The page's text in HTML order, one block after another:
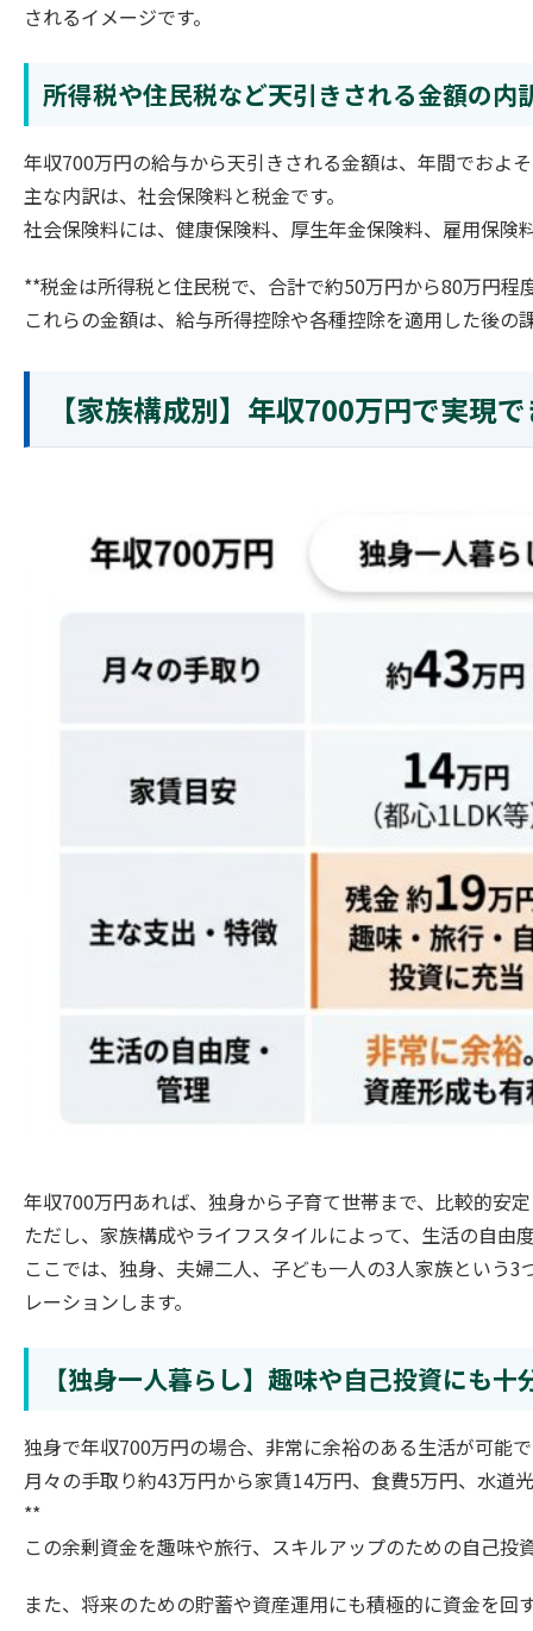
されるイメージです。
所得税や住民税など天引きされる金額の内
年収700万円の給与から天引きされる金額は、年間でおよ
主な内訳は、社会保険料と税金です。
社会保険料には、健康保険料、厚生年金保険料、雇用保
**税金は所得税と住民税で、合計で約50万円から80万円程
これらの金額は、給与所得控除や各種控除を適用した後
【家族構成別】年収700万円で実現
年収700万円あれば、独身から子育て世帯まで、比較的安
ただし、家族構成やライフスタイルによって、生活の自
ここでは、独身、夫婦二人、子ども一人の3人家族という
レーションします。
【独身一人暮らし】趣味や自己投資にも
独身で年収700万円の場合、非常に余裕のある生活が可能
月々の手取り約43万円から家賃14万円、食費5万円、水道
**
この余剰資金を趣味や旅行、スキルアップのための自己
また、将来のための貯蓄や資産運用にも積極的に資金を回